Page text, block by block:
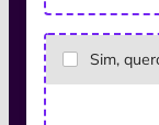
Sim,